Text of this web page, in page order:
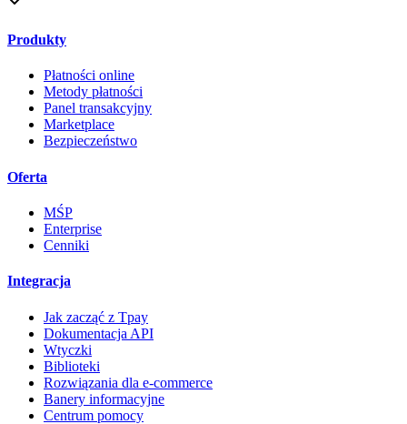
Produkty
Płatności online
Metody płatności
Panel transakcyjny
Marketplace
Bezpieczeństwo
Oferta
MŚP
Enterprise
Cenniki
Integracja
Jak zacząć z Tpay
Dokumentacja API
Wtyczki
Biblioteki
Rozwiązania dla e-commerce
Banery informacyjne
Centrum pomocy